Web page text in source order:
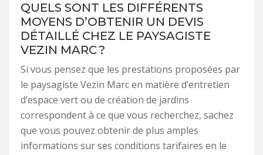
QUELS SONT LES DIFFÉRENTS
MOYENS D’OBTENIR UN DEVIS
DÉTAILLÉ CHEZ LE PAYSAGISTE
VEZIN MARC ?
Si vous pensez que les prestations proposées par
le paysagiste Vezin Marc en matière d’entretien
d’espace vert ou de création de jardins
correspondent à ce que vous recherchez, sachez
que vous pouvez obtenir de plus amples
informations sur ses conditions tarifaires en le